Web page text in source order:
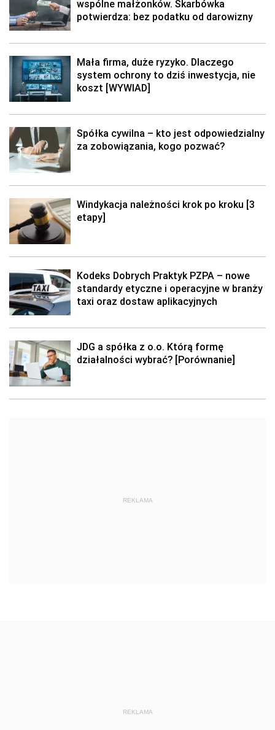
wspólne małżonków. Skarbówka
potwierdza: bez podatku od darowizny
Mała firma, duże ryzyko. Dlaczego
system ochrony to dziś inwestycja, nie
koszt [WYWIAD]
Spółka cywilna – kto jest odpowiedzialny
za zobowiązania, kogo pozwać?
Windykacja należności krok po kroku [3
etapy]
Kodeks Dobrych Praktyk PZPA – nowe
standardy etyczne i operacyjne w branży
taxi oraz dostaw aplikacyjnych
JDG a spółka z o.o. Którą formę
działalności wybrać? [Porównanie]
REKLAMA
REKLAMA